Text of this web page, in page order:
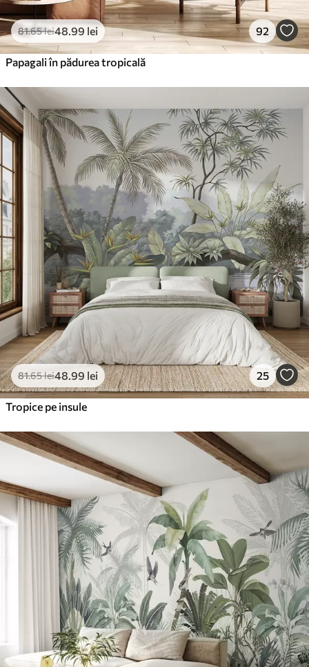
81.65lei48.99 lei 92
Papagali în pădurea tropicală
81.65lei48.99 lei 25
Tropice pe insule